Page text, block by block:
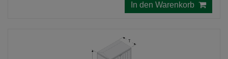
In den Warenkorb